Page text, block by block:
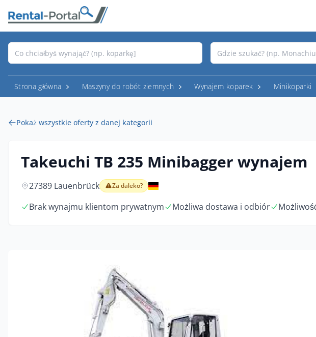
Strona główna Maszyny do robót ziemnych Wynajem koparek Minikoparki
Pokaż wszystkie oferty z danej kategorii
Takeuchi TB 235 Minibagger wynajem
27389 Lauenbrück Za daleko?
Brak wynajmu klientom prywatnym Możliwa dostawa i odbiór